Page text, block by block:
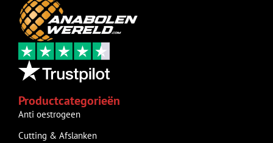
Productcategorieën
Anti oestrogeen
Cutting & Afslanken